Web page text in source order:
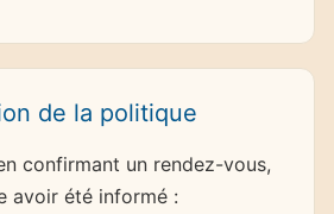
de la politique
confirmant un rendez-vous,
avoir été informé :